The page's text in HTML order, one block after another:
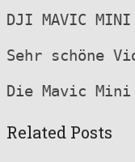
DJI MAVIC MINI
Sehr schöne
Die Mavic
Related Posts